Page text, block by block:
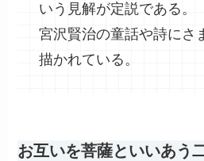
いう見解が定説である。
宮沢賢治の童話や詩にさ
描かれている。
お互いを菩薩といいあう